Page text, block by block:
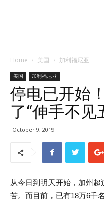
Home 美国 加利福尼亚
美国 加利福尼亚
停电已开始
了“伸手不见
October 9, 2019
从今日到明天开始，加州超
苦。而目前，已有18万6千